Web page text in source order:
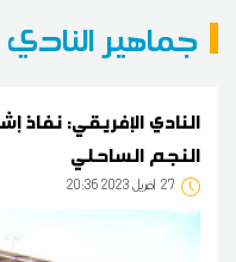
جماهير النادي
النادي الإفريقي: نفاذ
النجم الساحلي
27 20:36 2023 أفريل